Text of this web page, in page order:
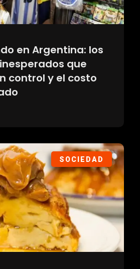
en Argentina: los
que
control y el costo
SOCIEDAD